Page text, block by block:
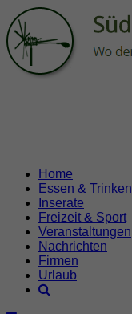
Home
Essen & Trinken
Inserate
Freizeit & Sport
Veranstaltungen
Nachrichten
Firmen
Urlaub